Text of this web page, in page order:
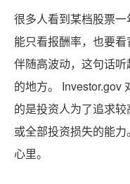
很多人看到某档股票
能只看报酬率，也要
伴随高波动，这句话
的地方。 Investor.gov
的是投资人为了追求
或全部投资损失的能
心里。